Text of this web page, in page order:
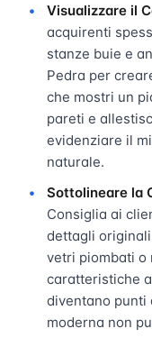
Visualizzare il
acquirenti
stanze buie e
Pedra per
che mostri un
pareti e
evidenziare il
naturale.
Sottolineare la
Consiglia ai
dettagli
vetri piombati o
caratteristiche
diventano punti
moderna non